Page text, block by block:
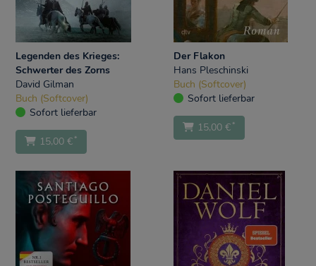
Legenden des Krieges:
Schwerter des Zorns
David Gilman
Buch (Softcover)
Sofort lieferbar
15,00 €*
Der Flakon
Hans Pleschinski
Buch (Softcover)
Sofort lieferbar
15,00 €*